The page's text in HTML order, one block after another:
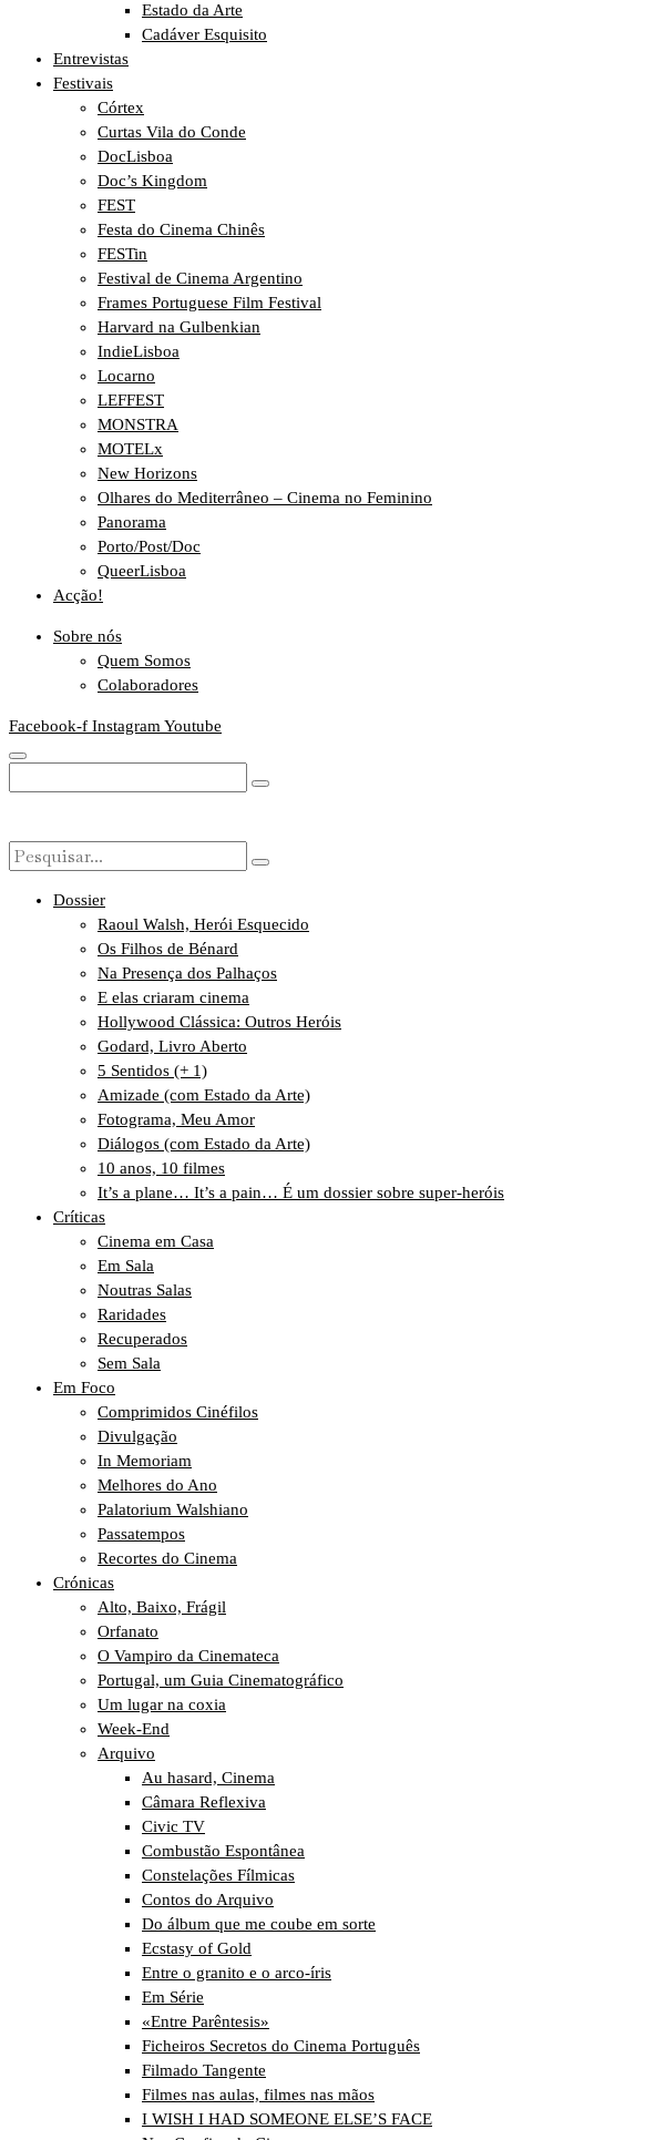
Estado da Arte
Cadáver Esquisito
Entrevistas
Festivais
Córtex
Curtas Vila do Conde
DocLisboa
Doc’s Kingdom
FEST
Festa do Cinema Chinês
FESTin
Festival de Cinema Argentino
Frames Portuguese Film Festival
Harvard na Gulbenkian
IndieLisboa
Locarno
LEFFEST
MONSTRA
MOTELx
New Horizons
Olhares do Mediterrâneo – Cinema no Feminino
Panorama
Porto/Post/Doc
QueerLisboa
Acção!
Sobre nós
Quem Somos
Colaboradores
Facebook-f Instagram Youtube
Dossier
Raoul Walsh, Herói Esquecido
Os Filhos de Bénard
Na Presença dos Palhaços
E elas criaram cinema
Hollywood Clássica: Outros Heróis
Godard, Livro Aberto
5 Sentidos (+ 1)
Amizade (com Estado da Arte)
Fotograma, Meu Amor
Diálogos (com Estado da Arte)
10 anos, 10 filmes
It’s a plane… It’s a pain… É um dossier sobre super-heróis
Críticas
Cinema em Casa
Em Sala
Noutras Salas
Raridades
Recuperados
Sem Sala
Em Foco
Comprimidos Cinéfilos
Divulgação
In Memoriam
Melhores do Ano
Palatorium Walshiano
Passatempos
Recortes do Cinema
Crónicas
Alto, Baixo, Frágil
Orfanato
O Vampiro da Cinemateca
Portugal, um Guia Cinematográfico
Um lugar na coxia
Week-End
Arquivo
Au hasard, Cinema
Câmara Reflexiva
Civic TV
Combustão Espontânea
Constelações Fílmicas
Contos do Arquivo
Do álbum que me coube em sorte
Ecstasy of Gold
Entre o granito e o arco-íris
Em Série
«Entre Parêntesis»
Ficheiros Secretos do Cinema Português
Filmado Tangente
Filmes nas aulas, filmes nas mãos
I WISH I HAD SOMEONE ELSE’S FACE